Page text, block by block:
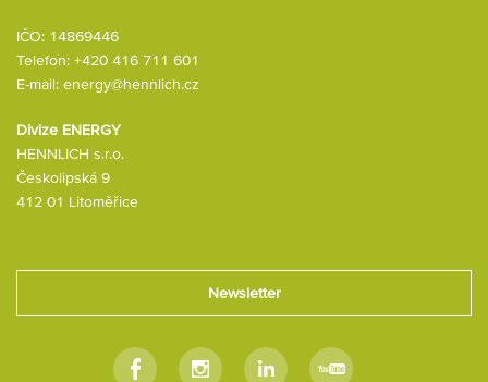
Divize ENERGY
HENNLICH s.r.o.
Českolipská 9
412 01 Litoměřice
IČO: 14869446
Telefon: +420 416 711 601
E-mail: energy@hennlich.cz
Newsletter